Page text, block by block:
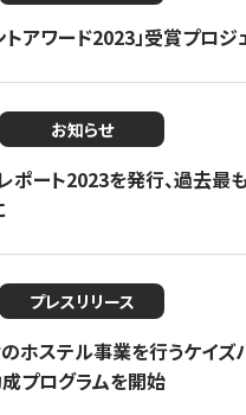
トアワード2023」受賞プロジ
お知らせ
ポート2023を発行、過去最
プレスリリース
ホステル事業を行うケイズ
プログラムを開始